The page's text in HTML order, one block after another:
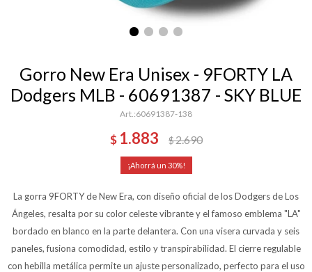
Gorro New Era Unisex - 9FORTY LA
Dodgers MLB - 60691387 - SKY BLUE
60691387-138
$ 1.883 $2.690
30
La gorra 9FORTY de New Era, con diseño oficial de los Dodgers de Los
Ángeles, resalta por su color celeste vibrante y el famoso emblema "LA"
bordado en blanco en la parte delantera. Con una visera curvada y seis
paneles, fusiona comodidad, estilo y transpirabilidad. El cierre regulable
con hebilla metálica permite un ajuste personalizado, perfecto para el uso